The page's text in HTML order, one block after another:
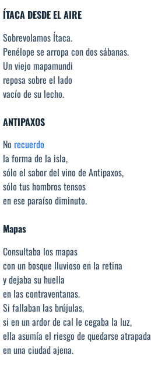
ÍTACA DESDE EL AIRE
Sobrevolamos Ítaca.
Penélope se arropa con dos sábanas.
Un viejo mapamundi
reposa sobre el lado
vacío de su lecho.
ANTIPAXOS
No recuerdo
la forma de la isla,
sólo el sabor del vino de Antipaxos,
sólo tus hombros tensos
en ese paraíso diminuto.
Mapas
Consultaba los mapas
con un bosque lluvioso en la retina
y dejaba su huella
en las contraventanas.
Si fallaban las brújulas,
si en un ardor de cal le cegaba la luz,
ella asumía el riesgo de quedarse atrapada
en una ciudad ajena.